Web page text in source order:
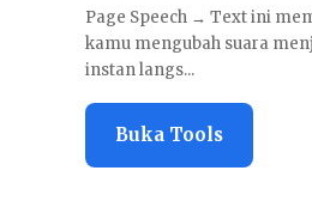
Page Speech → Text ini
kamu mengubah suara
instan langs...
Buka Tools